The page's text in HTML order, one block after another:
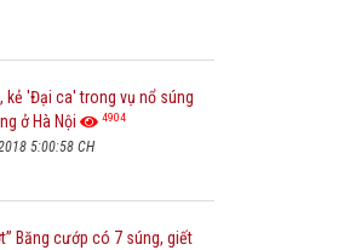
kẻ 'Đại ca' trong vụ nổ súng
ở Hà Nội
4904
5:00:58 CH
Băng cướp có 7 súng, giết